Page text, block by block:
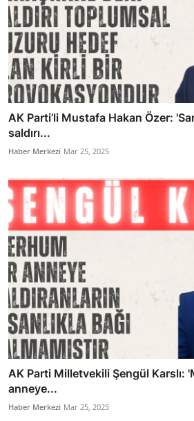
AK Parti’li Mustafa Hakan Özer:
saldırı...
Haber Merkezi Mar 25, 2025
AK Parti Milletvekili Şengül Karslı:
anneye...
Haber Merkezi Mar 25, 2025